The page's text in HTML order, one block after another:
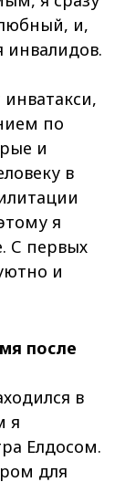
и,
инвалидов.
по
и
в
я
С первых
и
после
в
я
Елдосом.
для